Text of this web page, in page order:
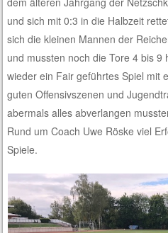
und sich mit 0:3 in die Halbzeit
sich die kleinen Mannen der
und mussten noch die Tore 4 bis 9
wieder ein Fair geführtes Spiel mit
guten Offensivszenen und
abermals alles abverlangen
Rund um Coach Uwe Röske viel
Spiele.